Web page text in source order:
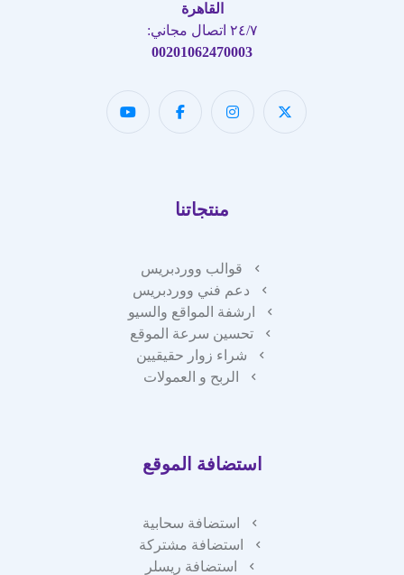
القاهرة
٢٤/٧ اتصال مجاني:
00201062470003
منتجاتنا
قوالب ووردبريس
دعم فني ووردبريس
ارشفة المواقع والسيو
تحسين سرعة الموقع
شراء زوار حقيقيين
الربح و العمولات
استضافة الموقع
استضافة سحابية
استضافة مشتركة
استضافة ريسلر